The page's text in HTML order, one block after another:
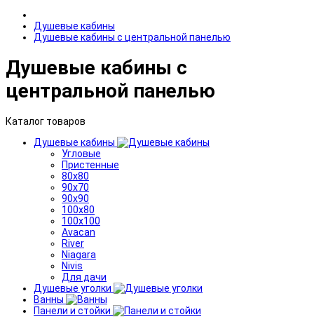
Душевые кабины
Душевые кабины с центральной панелью
Душевые кабины с
центральной панелью
Каталог товаров
Душевые кабины
Угловые
Пристенные
80x80
90x70
90x90
100x80
100x100
Avacan
River
Niagara
Nivis
Для дачи
Душевые уголки
Ванны
Панели и стойки